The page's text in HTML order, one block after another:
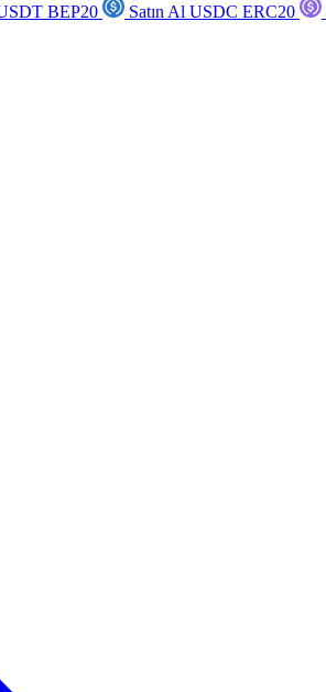
BEP20 Satın Al USDC ERC20